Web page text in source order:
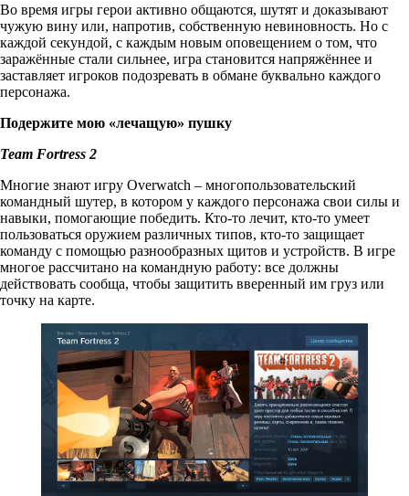
Во время игры герои активно общаются, шутят и доказывают
чужую вину или, напротив, собственную невиновность. Но с
каждой секундой, с каждым новым оповещением о том, что
заражённые стали сильнее, игра становится напряжённее и
заставляет игроков подозревать в обмане буквально каждого
персонажа.
Подержите мою «лечащую» пушку
Team Fortress 2
Многие знают игру Overwatch – многопользовательский
командный шутер, в котором у каждого персонажа свои силы и
навыки, помогающие победить. Кто-то лечит, кто-то умеет
пользоваться оружием различных типов, кто-то защищает
команду с помощью разнообразных щитов и устройств. В игре
многое рассчитано на командную работу: все должны
действовать сообща, чтобы защитить вверенный им груз или
точку на карте.